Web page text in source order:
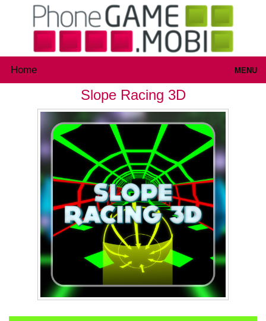
Home MENU
Slope Racing 3D